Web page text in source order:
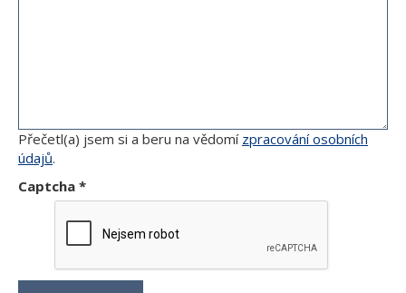
Přečetl(a) jsem si a beru na vědomí zpracování osobních
údajů.
Captcha *